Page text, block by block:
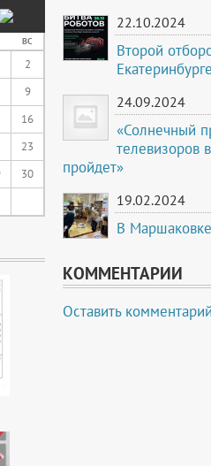
ВС
2
9
16
23
30
22.10.2024
Второй
24.09.2024
«Солнечный
телевизоров
пройдет»
19.02.2024
В
КОММЕНТАРИИ
Оставить